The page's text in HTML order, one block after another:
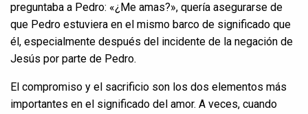
preguntaba a Pedro: «¿Me amas?», quería asegurarse de
que Pedro estuviera en el mismo barco de significado que
él, especialmente después del incidente de la negación de
Jesús por parte de Pedro.
El compromiso y el sacrificio son los dos elementos más
importantes en el significado del amor. A veces, cuando